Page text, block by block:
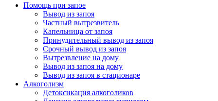
Помощь при запое
Вывод из запоя
Частный вытрезвитель
Капельница от запоя
Принудительный вывод из запоя
Срочный вывод из запоя
Вытрезвление на дому
Вывод из запоя на дому
Вывод из запоя в стационаре
Алкоголизм
Детоксикация алкоголиков